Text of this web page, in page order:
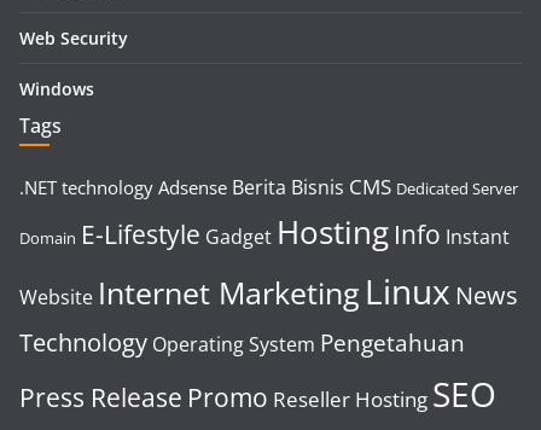
Web Security
Windows
Tags
.NET technology Adsense Berita Bisnis CMS Dedicated Server
Domain E-Lifestyle Gadget Hosting Info Instant
Website Internet Marketing Linux News
Technology Operating System Pengetahuan
Press Release Promo Reseller Hosting SEO